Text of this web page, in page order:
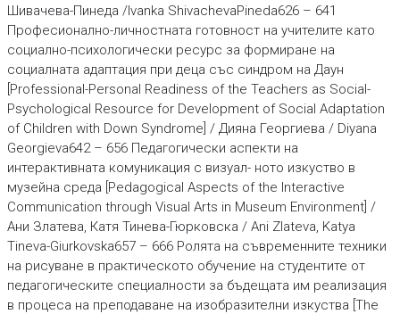
Шивачева-Пинеда /Ivanka ShivachevaPineda626 – 641
Професионално-личностната готовност на учителите като
социално-психологически ресурс за формиране на
социалната адаптация при деца със синдром на Даун
[Professional-Personal Readiness of the Teachers as Social-
Psychological Resource for Development of Social Adaptation
of Children with Down Syndrome] / Дияна Георгиева / Diyana
Georgieva642 – 656 Педагогически аспекти на
интерактивната комуникация с визуал- ното изкуство в
музейна среда [Pedagogical Aspects of the Interactive
Communication through Visual Arts in Museum Environment] /
Ани Златева, Катя Тинева-Гюрковска / Ani Zlateva, Katya
Tineva-Giurkovska657 – 666 Ролята на съвременните техники
на рисуване в практическото обучение на студентите от
педагогическите специалности за бъдещата им реализация
в процеса на преподаване на изобразителни изкуства [The